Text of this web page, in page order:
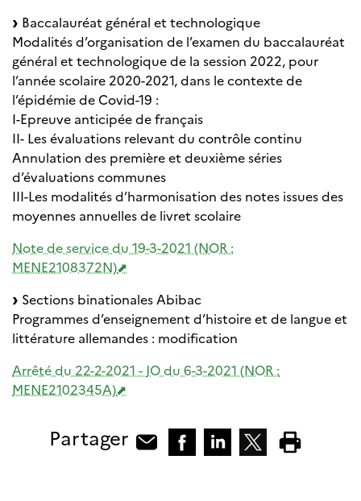
Baccalauréat général et technologique
Modalités d’organisation de l’examen du baccalauréat
général et technologique de la session 2022, pour
l’année scolaire 2020-2021, dans le contexte de
l’épidémie de Covid-19 :
I-Epreuve anticipée de français
II- Les évaluations relevant du contrôle continu
Annulation des première et deuxième séries
d’évaluations communes
III-Les modalités d’harmonisation des notes issues des
moyennes annuelles de livret scolaire
Note de service du 19-3-2021 (NOR :
MENE2108372N)
Sections binationales Abibac
Programmes d’enseignement d’histoire et de langue et
littérature allemandes : modification
Arrêté du 22-2-2021 - JO du 6-3-2021 (NOR :
MENE2102345A)
Partager